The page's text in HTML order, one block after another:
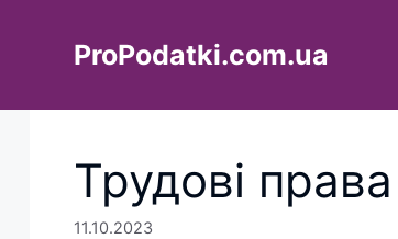
ProPodatki.com.ua
Трудові права
11.10.2023